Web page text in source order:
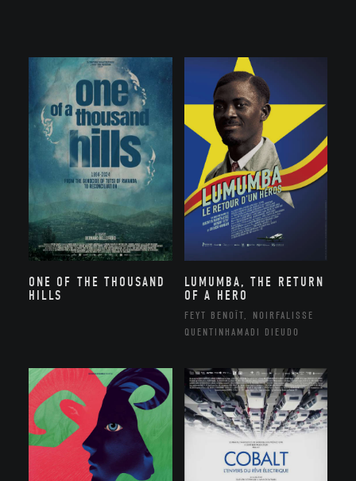
ONE OF THE THOUSAND
HILLS
LUMUMBA, THE RETURN
OF A HERO
FEYT BENOÎT, NOIRFALISSE
QUENTINHAMADI DIEUDO